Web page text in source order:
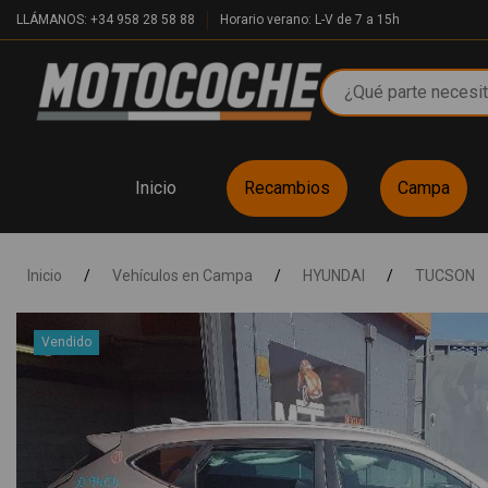
LLÁMANOS: +34 958 28 58 88 Horario verano: L-V de 7 a 15h
Inicio Recambios Campa
Inicio / Vehículos en Campa / HYUNDAI / TUCSON
Vendido